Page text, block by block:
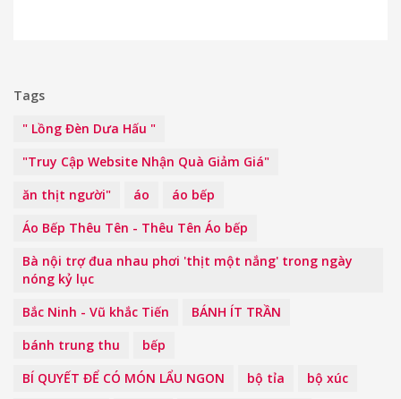
Tags
" Lồng Đèn Dưa Hấu "
"Truy Cập Website Nhận Quà Giảm Giá"
ăn thịt người"
áo
áo bếp
Áo Bếp Thêu Tên - Thêu Tên Áo bếp
Bà nội trợ đua nhau phơi 'thịt một nắng' trong ngày
nóng kỷ lục
Bắc Ninh - Vũ khắc Tiến
BÁNH ÍT TRẦN
bánh trung thu
bếp
BÍ QUYẾT ĐỂ CÓ MÓN LẨU NGON
bộ tỉa
bộ xúc